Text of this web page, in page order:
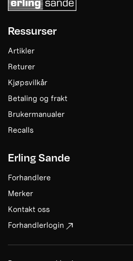
Ressurser
Artikler
Returer
Kjøpsvilkår
Betaling og frakt
Brukermanualer
Recalls
Erling Sande
Forhandlere
Merker
Kontakt oss
Forhandlerlogin